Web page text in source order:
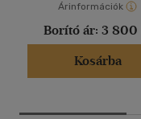
Árinformációk
Borító ár: 3 800
Kosárba